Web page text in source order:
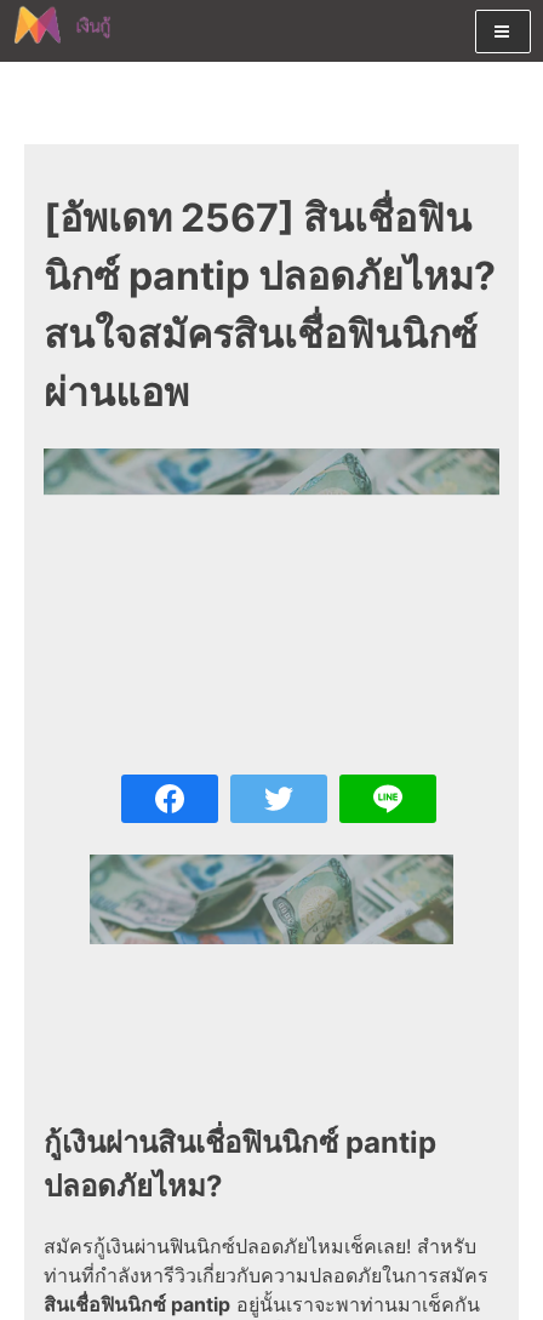
Skip
to
เงินสด และมีรีไฟแนนซ์ด้วย
[อัพเดท 2567] สินเชื่อฟิน
นิกซ์ pantip ปลอดภัยไหม?
สนใจสมัครสินเชื่อฟินนิกซ์
ผ่านแอพ
กู้เงินผ่านสินเชื่อฟินนิกซ์ pantip
ปลอดภัยไหม?
สมัครกู้เงินผ่านฟินนิกซ์ปลอดภัยไหมเช็คเลย! สำหรับ
ท่านที่กำลังหารีวิวเกี่ยวกับความปลอดภัยในการสมัคร
สินเชื่อฟินนิกซ์ pantip อยู่นั้นเราจะพาท่านมาเช็คกัน